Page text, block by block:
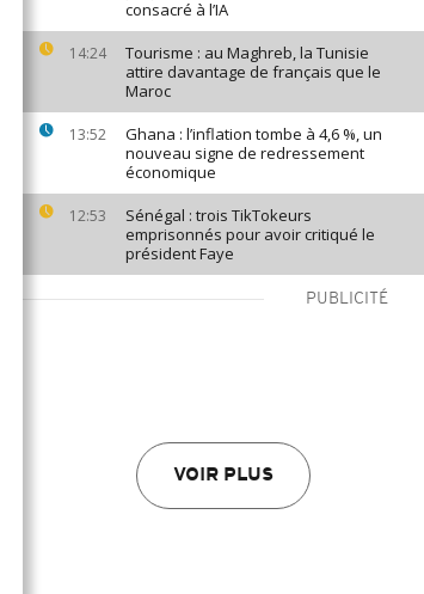
consacré à l’IA
14:24
Tourisme : au Maghreb, la Tunisie
attire davantage de français que le
Maroc
13:52
Ghana : l’inflation tombe à 4,6 %, un
nouveau signe de redressement
économique
12:53
Sénégal : trois TikTokeurs
emprisonnés pour avoir critiqué le
président Faye
PUBLICITÉ
VOIR PLUS